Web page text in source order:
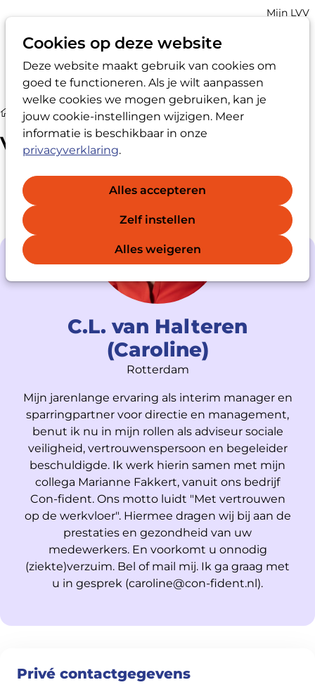
Cookies op deze website
Deze website maakt gebruik van cookies om
goed te functioneren. Als je wilt aanpassen
welke cookies we mogen gebruiken, kan je
jouw cookie-instellingen wijzigen. Meer
informatie is beschikbaar in onze
privacyverklaring.
Alles accepteren
Zelf instellen
Alles weigeren
Zoek
Account
Mijn LVV
Vertrouwenspersoon
Vertrouwenspersoon
C.L. van Halteren
(Caroline)
Rotterdam
Mijn jarenlange ervaring als interim manager en
sparringpartner voor directie en management,
benut ik nu in mijn rollen als adviseur sociale
veiligheid, vertrouwenspersoon en begeleider
beschuldigde. Ik werk hierin samen met mijn
collega Marianne Fakkert, vanuit ons bedrijf
Con-fident. Ons motto luidt "Met vertrouwen
op de werkvloer". Hiermee dragen wij bij aan de
prestaties en gezondheid van uw
medewerkers. En voorkomt u onnodig
(ziekte)verzuim. Bel of mail mij. Ik ga graag met
u in gesprek (caroline@con-fident.nl).
Privé contactgegevens